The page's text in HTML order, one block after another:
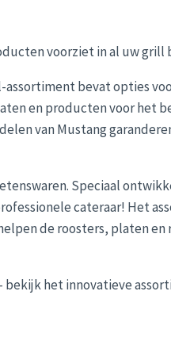
voorziet in al uw grill
bevat opties
en producten voor het
van Mustang
Speciaal
cateraar! Het
de roosters, platen
het innovatieve